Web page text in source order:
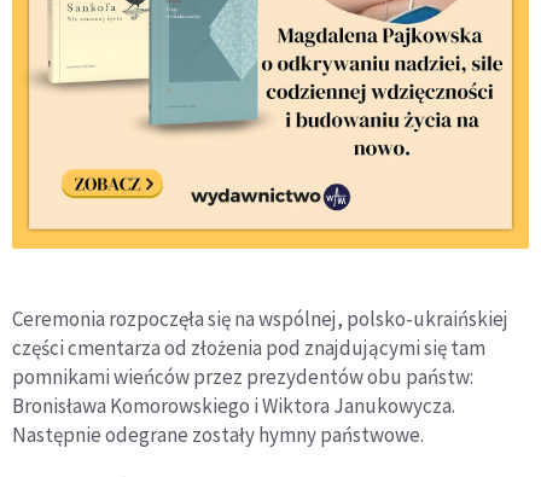
Ceremonia rozpoczęła się na wspólnej, polsko-ukraińskiej
części cmentarza od złożenia pod znajdującymi się tam
pomnikami wieńców przez prezydentów obu państw:
Bronisława Komorowskiego i Wiktora Janukowycza.
Następnie odegrane zostały hymny państwowe.